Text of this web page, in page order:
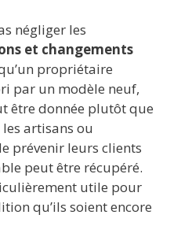
négliger les
et changements
propriétaire
par un modèle neuf,
être donnée plutôt que
les artisans ou
prévenir leurs clients
peut être récupéré.
utile pour
qu’ils soient encore